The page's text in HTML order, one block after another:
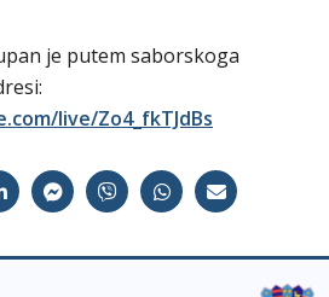
je putem saborskoga
live/Zo4_fkTJdBs